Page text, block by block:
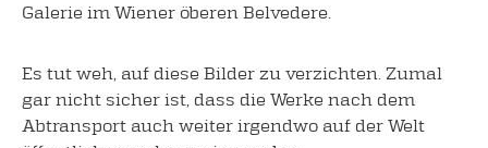
Galerie im Wiener öberen Belvedere.
Es tut weh, auf diese Bilder zu verzichten. Zumal
gar nicht sicher ist, dass die Werke nach dem
Abtransport auch weiter irgendwo auf der Welt